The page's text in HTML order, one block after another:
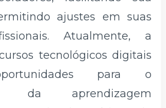
ajustes em suas
Atualmente, a
tecnológicos digitais
para o
da aprendizagem